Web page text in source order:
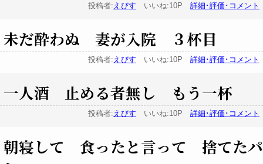
投稿者: えびす いいね:10P 詳細･評価･コメント
未だ酔わぬ 妻が入院 ３杯目
投稿者: えびす いいね:10P 詳細･評価･コメント
一人酒 止める者無し もう一杯
投稿者: えびす いいね:10P 詳細･評価･コメント
朝寝して 食ったと言って 捨てたパ